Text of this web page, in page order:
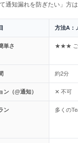
通知漏れを防ぎたい」方は
方法A：
単さ ★★★ ご
約2分
ン（@通知） ✕ 不可
ン 多くの